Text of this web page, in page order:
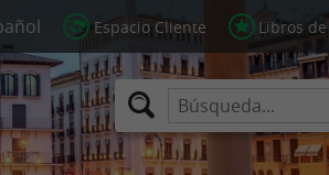
Espacio Cliente Libros